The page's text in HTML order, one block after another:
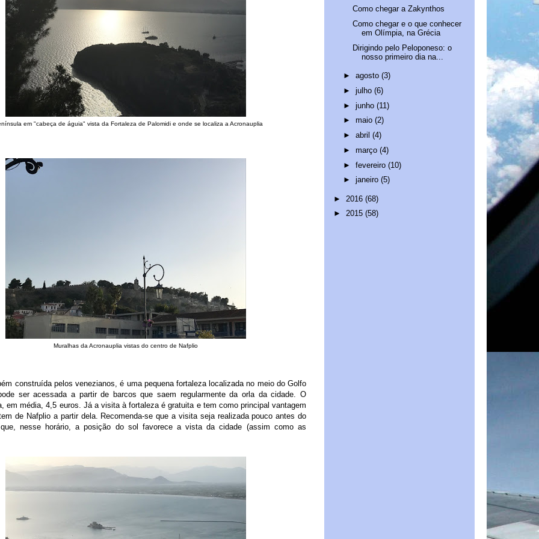
em "cabeça de águia" vista da Fortaleza de Palomidi e onde se localiza a Acronauplia
Muralhas da Acronauplia vistas do centro de Nafplio
construída pelos venezianos, é uma pequena fortaleza localizada no meio do Golfo
ser acessada a partir de barcos que saem regularmente da orla da cidade. O
em média, 4,5 euros. Já a visita à fortaleza é gratuita e tem como principal vantagem
de Nafplio a partir dela. Recomenda-se que a visita seja realizada pouco antes do
nesse horário, a posição do sol favorece a vista da cidade (assim como as
Como chegar a Zakynthos
Como chegar e o que conhecer
em Olímpia, na Grécia
Dirigindo pelo Peloponeso: o
nosso primeiro dia na...
► agosto (3)
► julho (6)
► junho (11)
► maio (2)
► abril (4)
► março (4)
► fevereiro (10)
► janeiro (5)
► 2016 (68)
► 2015 (58)